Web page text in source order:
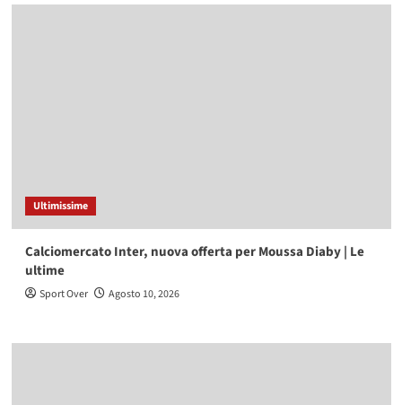
Ultimissime
Calciomercato Inter, nuova offerta per Moussa Diaby | Le
ultime
Sport Over Agosto 10, 2026